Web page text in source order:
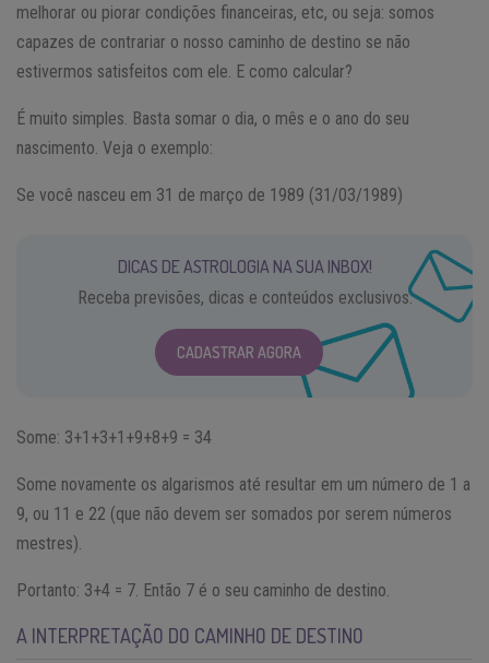
melhorar ou piorar condições financeiras, etc, ou seja: somos
capazes de contrariar o nosso caminho de destino se não
estivermos satisfeitos com ele. E como calcular?
É muito simples. Basta somar o dia, o mês e o ano do seu
nascimento. Veja o exemplo:
Se você nasceu em 31 de março de 1989 (31/03/1989)
DICAS DE ASTROLOGIA NA SUA INBOX!
Receba previsões, dicas e conteúdos exclusivos.
CADASTRAR AGORA
Some: 3+1+3+1+9+8+9 = 34
Some novamente os algarismos até resultar em um número de 1 a
9, ou 11 e 22 (que não devem ser somados por serem números
mestres).
Portanto: 3+4 = 7. Então 7 é o seu caminho de destino.
A INTERPRETAÇÃO DO CAMINHO DE DESTINO